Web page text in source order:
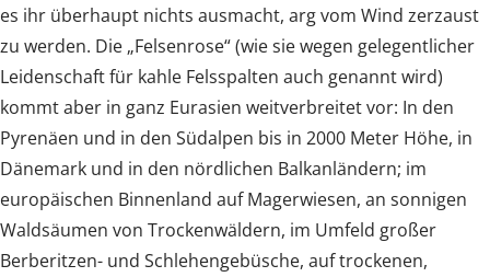
es ihr überhaupt nichts ausmacht, arg vom Wind zerzaust
zu werden. Die „Felsenrose“ (wie sie wegen gelegentlicher
Leidenschaft für kahle Felsspalten auch genannt wird)
kommt aber in ganz Eurasien weitverbreitet vor: In den
Pyrenäen und in den Südalpen bis in 2000 Meter Höhe, in
Dänemark und in den nördlichen Balkanländern; im
europäischen Binnenland auf Magerwiesen, an sonnigen
Waldsäumen von Trockenwäldern, im Umfeld großer
Berberitzen- und Schlehengebüsche, auf trockenen,